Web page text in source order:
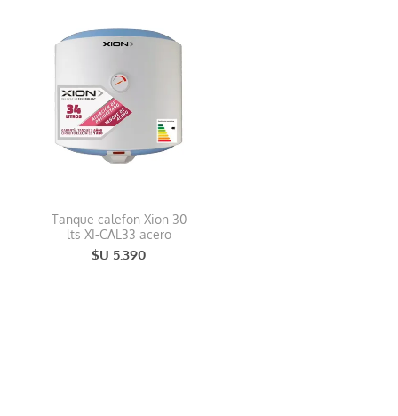
Tanque calefon Xion 30
lts XI-CAL33 acero
$U 5.390